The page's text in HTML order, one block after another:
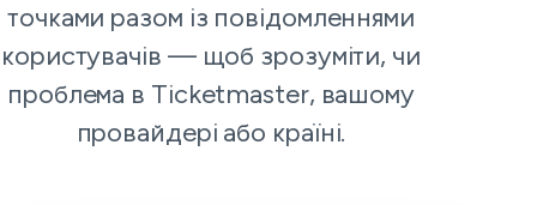
точками разом із повідомленнями
користувачів — щоб зрозуміти, чи
проблема в Ticketmaster, вашому
провайдері або країні.